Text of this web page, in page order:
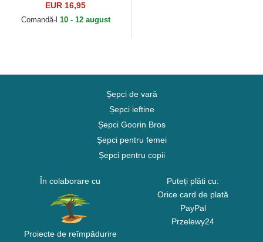
EUR 16,95
Comandă-l 10 - 12 august
Șepci de vară
Șepci ieftine
Șepci Goorin Bros
Șepci pentru femei
Șepci pentru copii
În colaborare cu
Proiecte de reîmpădurire
Puteți plăti cu:
Orice card de plată
PayPal
Przelewy24